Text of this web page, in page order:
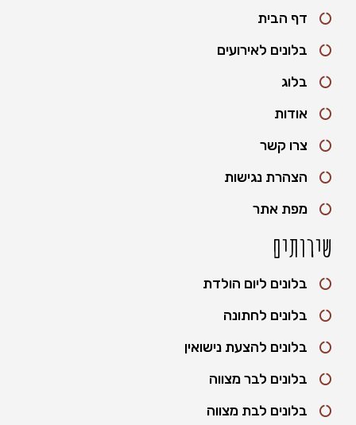
דף הבית
בלונים לאירועים
בלוג
אודות
צרו קשר
הצהרת נגישות
מפת אתר
שירותים
בלונים ליום הולדת
בלונים לחתונה
בלונים להצעת נישואין
בלונים לבר מצווה
בלונים לבת מצווה